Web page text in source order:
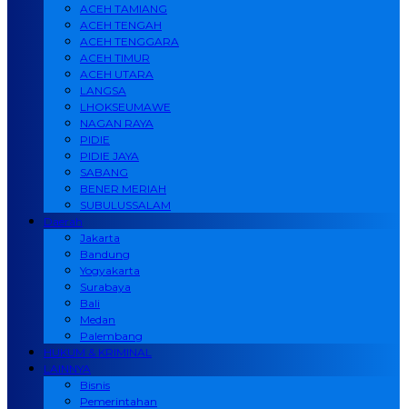
ACEH TAMIANG
ACEH TENGAH
ACEH TENGGARA
ACEH TIMUR
ACEH UTARA
LANGSA
LHOKSEUMAWE
NAGAN RAYA
PIDIE
PIDIE JAYA
SABANG
BENER MERIAH
SUBULUSSALAM
Daerah
Jakarta
Bandung
Yogyakarta
Surabaya
Bali
Medan
Palembang
HUKUM & KRIMINAL
LAINNYA
Bisnis
Pemerintahan